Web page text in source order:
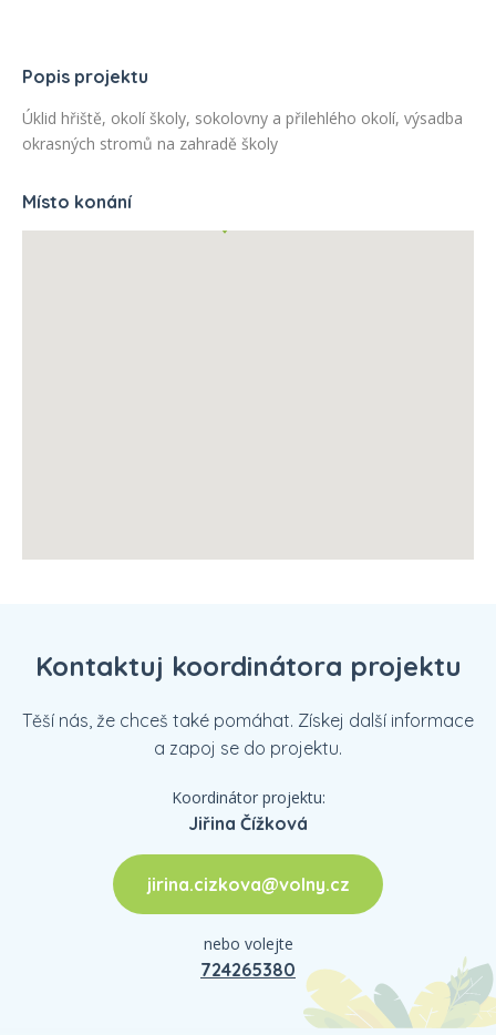
Popis projektu
Úklid hřiště, okolí školy, sokolovny a přilehlého okolí, výsadba
okrasných stromů na zahradě školy
Místo konání
Kontaktuj koordinátora projektu
Těší nás, že chceš také pomáhat. Získej další informace
a zapoj se do projektu.
Koordinátor projektu:
Jiřina Čížková
jirina.cizkova@volny.cz
nebo volejte
724265380